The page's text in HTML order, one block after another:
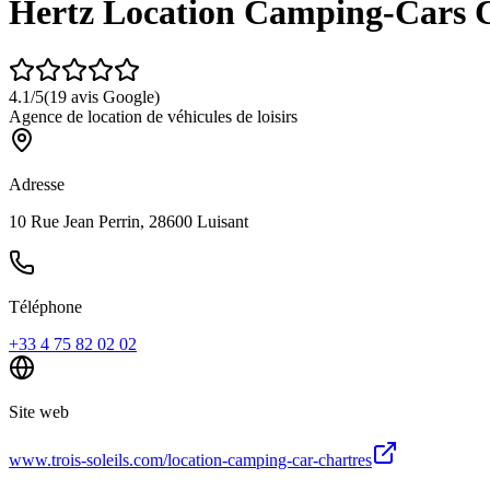
Hertz Location Camping-Cars
4.1/5(19 avis Google)
Agence de location de véhicules de loisirs
Adresse
10 Rue Jean Perrin, 28600 Luisant
Téléphone
+33 4 75 82 02 02
Site web
www.trois-soleils.com/location-camping-car-chartres